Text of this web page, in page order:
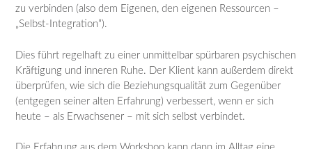
zu verbinden (also dem Eigenen, den eigenen Ressourcen –
„Selbst-Integration“).
Dies führt regelhaft zu einer unmittelbar spürbaren psychischen
Kräftigung und inneren Ruhe. Der Klient kann außerdem direkt
überprüfen, wie sich die Beziehungsqualität zum Gegenüber
(entgegen seiner alten Erfahrung) verbessert, wenn er sich
heute – als Erwachsener – mit sich selbst verbindet.